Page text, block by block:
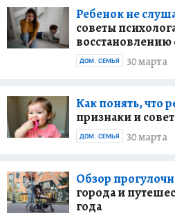
Ребенок не
советы
30 марта
ДОМ. СЕМЬЯ
Как понять, что
признаки и
30 марта
ДОМ. СЕМЬЯ
Обзор
города и
года